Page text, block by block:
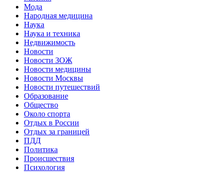
Мода
Народная медицина
Наука
Наука и техника
Недвижимость
Новости
Новости ЗОЖ
Новости медицины
Новости Москвы
Новости путешествий
Образование
Общество
Около спорта
Отдых в России
Отдых за границей
ПДД
Политика
Происшествия
Психология